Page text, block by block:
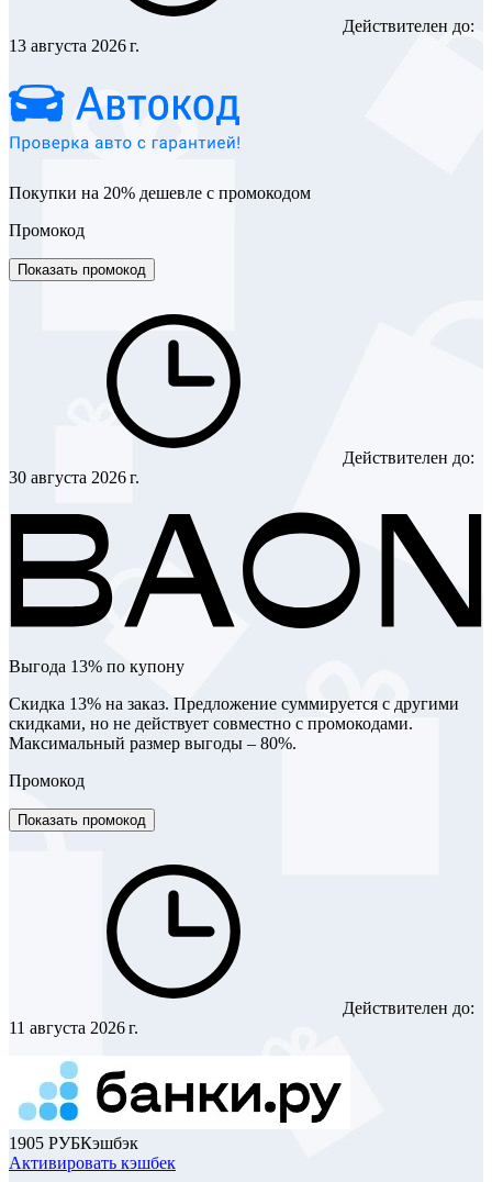
Действителен до:
13 августа 2026 г.
Покупки на 20% дешевле с промокодом
Промокод
Показать промокод
Действителен до:
30 августа 2026 г.
Выгода 13% по купону
Скидка 13% на заказ. Предложение суммируется с другими
скидками, но не действует совместно с промокодами.
Максимальный размер выгоды – 80%.
Промокод
Показать промокод
Действителен до:
11 августа 2026 г.
1905 РУБКэшбэк
Активировать кэшбек